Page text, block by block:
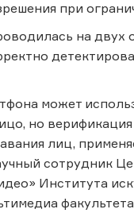
при
на
может
но
лиц,
сотрудник
Института